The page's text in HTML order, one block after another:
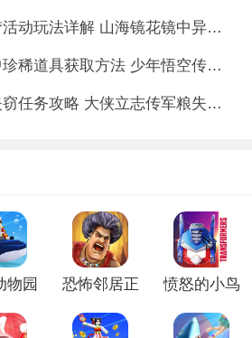
山海镜花镜中异梦活动玩法详解 山海镜花镜中异梦活动怎么玩
少年悟空传游戏中珍稀道具获取方法 少年悟空传游戏珍稀道具如何获取
大侠立志传军粮失窃任务攻略 大侠立志传军粮失窃任务如何做
物园
恐怖邻居正
愤怒的小鸟
内购版